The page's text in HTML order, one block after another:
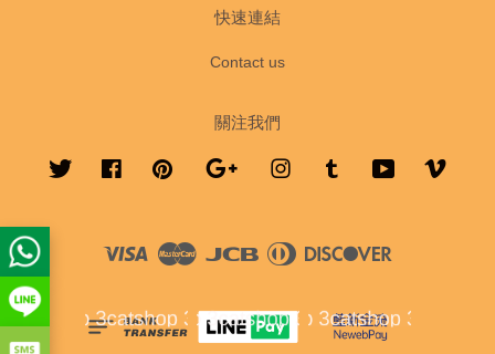
快速連結
Contact us
關注我們
Twitter FacebookPinterest Google InstagramTumblr YouTube
Visa Master JCB
Diners